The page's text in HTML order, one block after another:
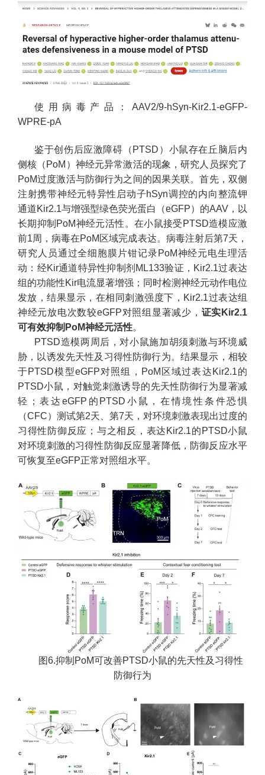
使用病毒产品：AAV2/9-hSyn-Kir2.1-eGFP-
WPRE-pA
鉴于创伤后应激障碍（PTSD）小鼠存在丘脑后内
侧核（PoM）神经元异常激活的现象，研究人员探究了
PoM过度激活与防御行为之间的因果关联。首先，双侧
注射携带神经元特异性启动子hSyn调控的内向整流钾
通道Kir2.1与增强型绿色荧光蛋白（eGFP）的AAV，以
长期抑制PoM神经元活性。在小鼠接受PTSD造模应激
前1周，病毒在PoM区域完成表达。病毒注射后第7天，
研究人员通过全细胞膜片钳记录PoM神经元电生理活
动：经Kir通道特异性抑制剂ML133验证，Kir2.1过表达
组的功能性Kir电流显著增强；同时检测神经元动作电位
发放，结果显示，在相同刺激强度下，Kir2.1过表达组
神经元放电次数较eGFP对照组显著减少， 证实Kir2.1
可有效抑制PoM神经元活性。
PTSD造模两周后，对小鼠施加胡须刺激与环境威
胁，以诱发先天性及习得性防御行为。结果显示，相较
于PTSD模型eGFP对照组，PoM区域过表达Kir2.1的
PTSD小鼠，对触觉刺激诱导的先天性防御行为显著减
轻；表达eGFP的PTSD小鼠，在情境性条件恐惧
（CFC）测试第2天、第7天，对环境刺激表现出过度的
习得性防御反应；与之相反，表达Kir2.1的PTSD小鼠
对环境刺激的习得性防御反应显著降低，防御反应水平
可恢复至eGFP正常对照组水平。
图6.抑制PoM可改善PTSD小鼠的先天性及习得性
防御行为